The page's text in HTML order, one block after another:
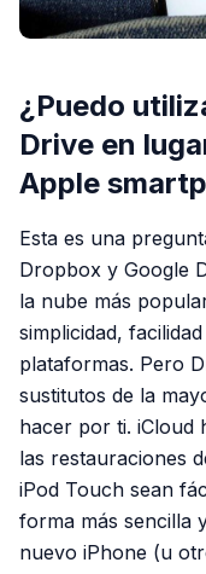
¿Puedo
Drive en
Apple
Esta es una
Dropbox y Google
la nube más
simplicidad,
plataformas. Pero
sustitutos de la
hacer por ti. iCloud
las restauraciones
iPod Touch sean
forma más sencilla
nuevo iPhone (u